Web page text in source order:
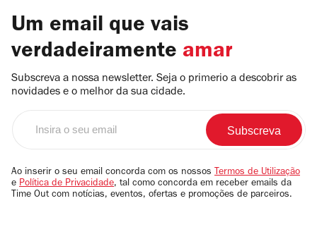
Um email que vais
verdadeiramente amar
Subscreva a nossa newsletter. Seja o primerio a descobrir as
novidades e o melhor da sua cidade.
email
Ao inserir o seu email concorda com os nossos Termos de Utilização
e Política de Privacidade, tal como concorda em receber emails da
Time Out com notícias, eventos, ofertas e promoções de parceiros.